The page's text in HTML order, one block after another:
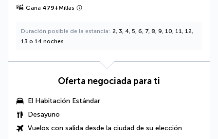
Gana 479+Millas
Duración posible de la estancia
2, 3, 4, 5, 6, 7, 8, 9, 10, 11, 12,
13 o 14 noches
Oferta negociada para ti
El Habitación Estándar
Desayuno
Vuelos con salida desde la ciudad de su elección